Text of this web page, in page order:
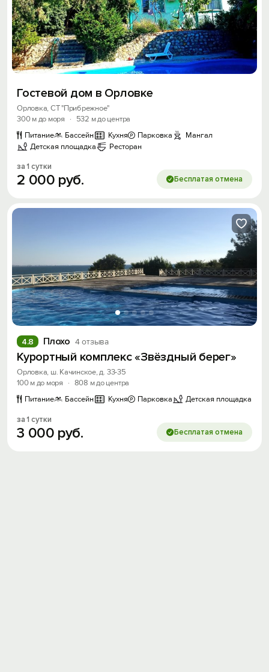
Гостевой дом в Орловке
Орловка, СТ "Прибрежное"
300 м до моря
·
532 м до центра
Питание
Бассейн Кухня Парковка
Мангал
Детская площадка
Ресторан
за 1 сутки
2 000 руб. Бесплатая отмена
Плохо 4 отзыва
4.8
Курортный комплекс «Звёздный берег»
Орловка, ш. Качинское, д. 33-35
100 м до моря
· 808 м до центра
Питание
Бассейн Кухня Парковка Детская площадка
за 1 сутки
3 000 руб. Бесплатая отмена
Скидка −5%
Хочешь дешевле? Оставь почту и получи
промокод на первое бронирование!
Вход на сайт
Войти или